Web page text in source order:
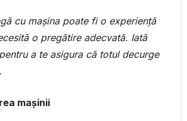
cu mașina poate fi o experiență
o pregătire adecvată. Iată
a te asigura că totul decurge
mașinii